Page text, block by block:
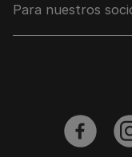
Para nuestros